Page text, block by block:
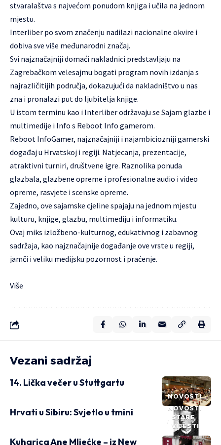
stvaralaštva s najvećom ponudom knjiga i učila na jednom
mjestu.
Interliber po svom značenju nadilazi nacionalne okvire i
dobiva sve više međunarodni značaj.
Svi najznačajniji domaći nakladnici predstavljaju na
Zagrebačkom velesajmu bogati program novih izdanja s
najrazličitijih područja, dokazujući da nakladništvo u nas
zna i pronalazi put do ljubitelja knjige.
U istom terminu kao i Interliber održavaju se Sajam glazbe i
multimedije i Info s Reboot Info gamerom.
Reboot InfoGamer, najznačajniji i najambiciozniji gamerski
događaj u Hrvatskoj i regiji. Natjecanja, prezentacije,
atraktivni turniri, društvene igre. Raznolika ponuda
glazbala, glazbene opreme i profesionalne audio i video
opreme, rasvjete i scenske opreme.
Zajedno, ove sajamske cjeline spajaju na jednom mjestu
kulturu, knjige, glazbu, multimediju i informatiku.
Ovaj miks izložbeno-kulturnog, edukativnog i zabavnog
sadržaja, kao najznačajnije događanje ove vrste u regiji,
jamči i veliku medijsku pozornost i praćenje.
Više
Vezani sadržaj
NOVOSTI
14. Lička večer u Stuttgartu
NOVOSTI
STARE
VIJESTI
Hrvati u Sibiru: Svjetlo u tmini
Kuharica Ane Mljećke – iz New